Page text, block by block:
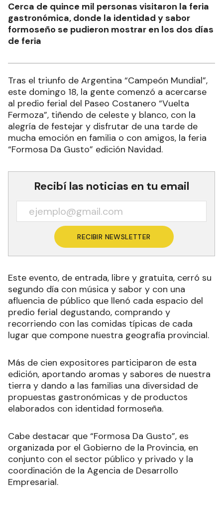
Cerca de quince mil personas visitaron la feria
gastronómica, donde la identidad y sabor
formoseño se pudieron mostrar en los dos días
de feria
Tras el triunfo de Argentina “Campeón Mundial”,
este domingo 18, la gente comenzó a acercarse
al predio ferial del Paseo Costanero “Vuelta
Fermoza”, tiñendo de celeste y blanco, con la
alegría de festejar y disfrutar de una tarde de
mucha emoción en familia o con amigos, la feria
“Formosa Da Gusto” edición Navidad.
Recibí las noticias en tu email
RECIBIR NEWSLETTER
Este evento, de entrada, libre y gratuita, cerró su
segundo día con música y sabor y con una
afluencia de público que llenó cada espacio del
predio ferial degustando, comprando y
recorriendo con las comidas típicas de cada
lugar que compone nuestra geografía provincial.
Más de cien expositores participaron de esta
edición, aportando aromas y sabores de nuestra
tierra y dando a las familias una diversidad de
propuestas gastronómicas y de productos
elaborados con identidad formoseña.
Cabe destacar que “Formosa Da Gusto”, es
organizada por el Gobierno de la Provincia, en
conjunto con el sector público y privado y la
coordinación de la Agencia de Desarrollo
Empresarial.